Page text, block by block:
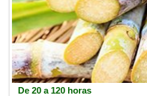
De 20 a 120 horas